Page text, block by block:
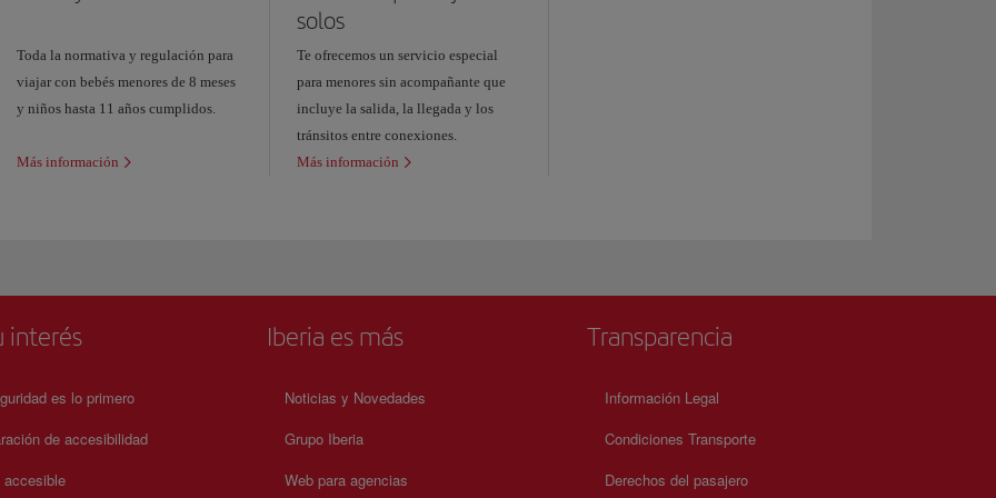
Toda la normativa y regulación para
viajar con bebés menores de 8 meses
y niños hasta 11 años cumplidos.
Más información
solos
Te ofrecemos un servicio especial
para menores sin acompañante que
incluye la salida, la llegada y los
tránsitos entre conexiones.
Más información
interés
es lo primero
de accesibilidad
accesible
Iberia es más
Noticias y Novedades
Grupo Iberia
Web para agencias
Transparencia
Información Legal
Condiciones Transporte
Derechos del pasajero